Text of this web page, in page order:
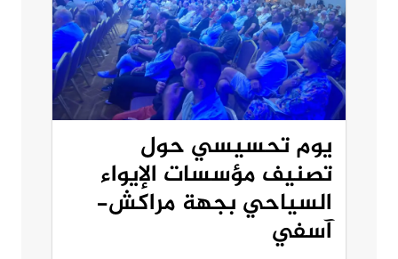
يوم تحسيسي حول
تصنيف مؤسسات الإيواء
السياحي بجهة مراكش-
آسفي